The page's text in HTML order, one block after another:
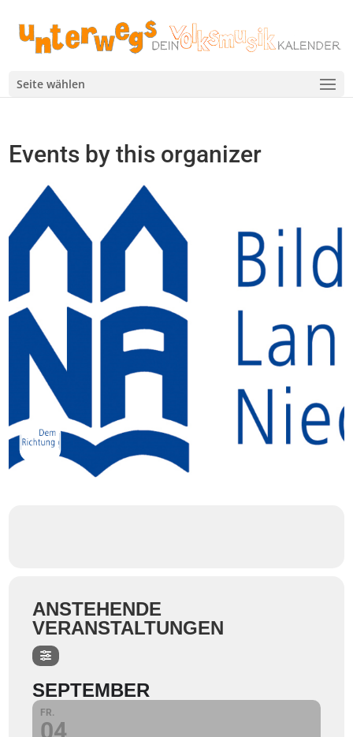
Seite wählen
Events by this organizer
ANSTEHENDE
VERANSTALTUNGEN
SEPTEMBER
FR.
04